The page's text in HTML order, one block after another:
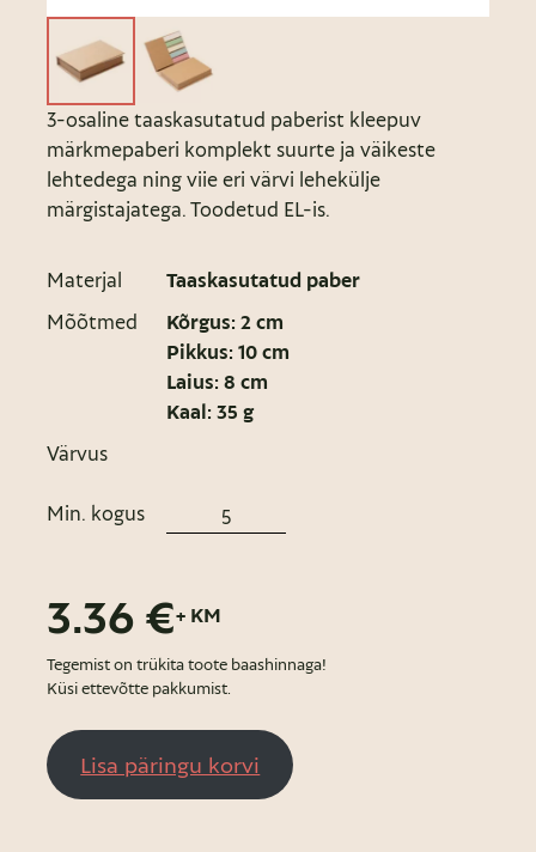
3-osaline taaskasutatud paberist kleepuv
märkmepaberi komplekt suurte ja väikeste
lehtedega ning viie eri värvi lehekülje
märgistajatega. Toodetud EL-is.
Materjal
Taaskasutatud paber
Mõõtmed
Kõrgus: 2 cm
Pikkus: 10 cm
Laius: 8 cm
Kaal: 35 g
Värvus
Min. kogus
3.36 €+ KM
Tegemist on trükita toote baashinnaga!
Küsi ettevõtte pakkumist.
Lisa päringu korvi